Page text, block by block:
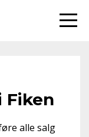
Fiken
alle salg